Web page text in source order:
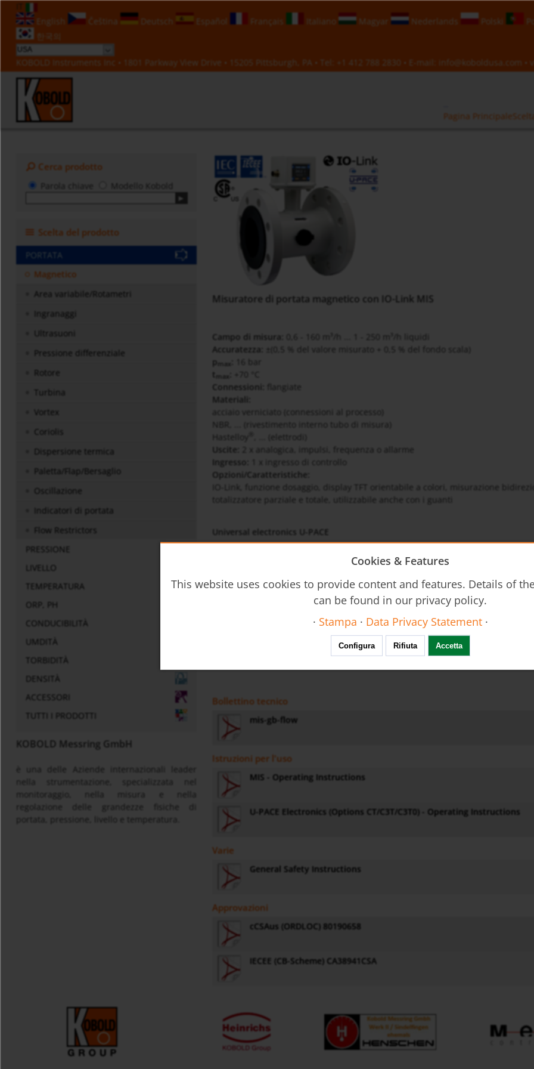
English
Čeština Deutsch Español Français Italiano Magyar Nederlands Polski
한국의
KOBOLD Instruments Inc • 1801 Parkway View Drive • 15205 Pittsburgh, PA • Tel: +1 412 788 2830 • E-mail: info@koboldusa.com •
Pagina Principale
Cerca prodotto
Modello Kobold
Scelta del prodotto
PORTATA
Magnetico
Area variabile/Rotametri
Ingranaggi
Ultrasuoni
Pressione differenziale
Rotore
Turbina
Vortex
Coriolis
Dispersione termica
Paletta/Flap/Bersaglio
Oscillazione
Indicatori di portata
Flow Restrictors
PRESSIONE
LIVELLO
TEMPERATURA
ORP, PH
CONDUCIBILITÀ
UMDITÀ
TORBIDITÀ
DENSITÀ
ACCESSORI
TUTTI I PRODOTTI
KOBOLD Messring GmbH
è una delle Aziende internazionali leader
monitoraggio, nella misura e nella
regolazione delle grandezze fisiche di
portata, pressione, livello e temperatura.
Misuratore di portata magnetico con IO-Link MIS
Campo di misura:
Accuratezza:
±(0,5 % del valore misurato + 0,5 % del fondo scala)
p
max
t
max
+70 °C
Connessioni:
flangiate
Materiali:
acciaio verniciato (connessioni al processo)
NBR, ... (rivestimento interno tubo di misura)
Hastelloy
Uscite:
2 x analogica, impulsi, frequenza o allarme
Ingresso:
1 x ingresso di controllo
Opzioni/Caratteristiche:
IO-Link, funzione dosaggio, display TFT orientabile a colori, misurazione
totalizzatore parziale e totale, utilizzabile anche con i guanti
Universal electronics U-PACE
Bollettino tecnico
mis-gb-flow
Istruzioni per l'uso
MIS - Operating Instructions
U-PACE Electronics (Options CT/C3T/C3T0) - Operating Instructions
Varie
General Safety Instructions
Approvazioni
cCSAus (ORDLOC) 80190658
IECEE (CB-Scheme) CA38941CSA
Cookies & Features
This website uses cookies to provide content and features. Details of
can be found in our privacy policy.
· Stampa · Data Privacy Statement·
Configura Rifiuta Accetta